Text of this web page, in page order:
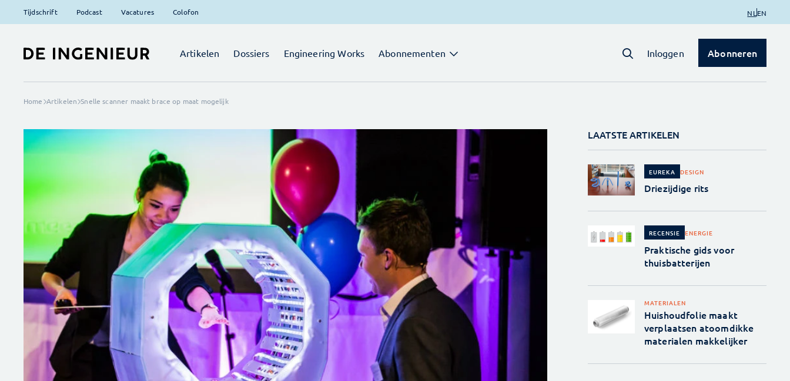
Tijdschrift Podcast Vacatures Colofon NL EN
Artikelen Dossiers Engineering Works Abonnementen Inloggen Abonneren
Home Artikelen Snelle scanner maakt brace op maat mogelijk
LAATSTE ARTIKELEN
EUREKA DESIGN
Driezijdige rits
RECENSIE ENERGIE
Praktische gids voor
thuisbatterijen
MATERIALEN
Huishoudfolie maakt
verplaatsen atoomdikke
materialen makkelijker